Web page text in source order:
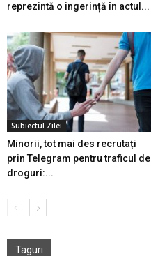
reprezintă o ingerință în actul...
Subiectul Zilei
Minorii, tot mai des recrutați
prin Telegram pentru traficul de
droguri:...
Taguri